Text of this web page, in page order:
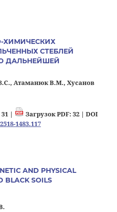
ХИМИЧЕСКИХ
СТЕБЛЕЙ
ДАЛЬНЕЙШЕЙ
Атаманюк В.М., Хусанов
| Загрузок PDF: 32 | DOI
1483.117
AND PHYSICAL
BLACK SOILS